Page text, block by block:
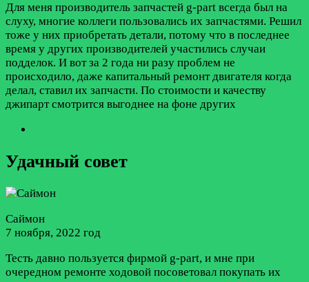
Для меня производитель запчастей g-part всегда был на
слуху, многие коллеги пользовались их запчастями. Решил
тоже у них приобретать детали, потому что в последнее
время у других производителей участились случаи
подделок. И вот за 2 года ни разу проблем не
происходило, даже капитальный ремонт двигателя когда
делал, ставил их запчасти. По стоимости и качеству
джипарт смотрится выгоднее на фоне других
Удачный совет
Саймон
7 ноября, 2022 год
Тесть давно пользуется фирмой g-part, и мне при
очередном ремонте ходовой посоветовал покупать их